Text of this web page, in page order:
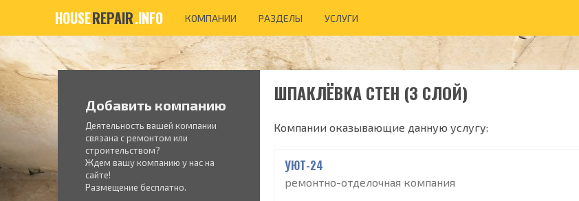
HOUSEREPAIR.INFO КОМПАНИИ РАЗДЕЛЫ УСЛУГИ
Добавить компанию
Деятельность вашей компании
связана с ремонтом или
строительством?
Ждем вашу компанию у нас на
сайте!
Размещение бесплатно.
ШПАКЛЁВКА СТЕН (3 СЛОЙ)
Компании оказывающие данную услугу:
УЮТ-24
ремонтно-отделочная компания